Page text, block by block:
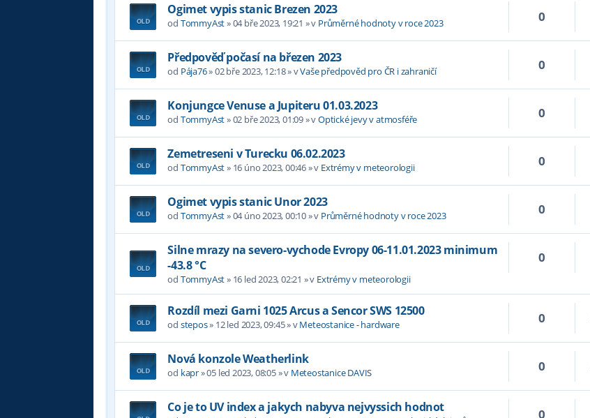
Ogimet vypis stanic Brezen 2023
od TommyAst»04 bře 2023, 19:21 » v Průměrné hodnoty v roce 2023 0
Předpověď počasí na březen 2023
od Pája76»02 bře 2023, 12:18» vVaše předpověd pro ČR i zahraničí 0
Konjungce Venuse a Jupiteru 01.03.2023
od TommyAst»02 bře 2023, 01:09» vOptické jevy v atmosféře 0
Zemetreseni v Turecku 06.02.2023
od TommyAst» 16 úno 2023, 00:46» v Extrémy v meteorologii 0
Ogimet vypis stanic Unor 2023
od TommyAst»04 úno 2023, 00:10» v Průměrné hodnoty v roce 2023 0
Silne mrazy na severo-vychode Evropy 06-11.01.2023 minimum
-43.8 °C
od TommyAst» 16 led 2023, 02:21 » v Extrémy v meteorologii
0
Rozdíl mezi Garni 1025 Arcus a Sencor SWS 12500
od stepos» 12 led 2023, 09:45» vMeteostanice - hardware 0
Nová konzole Weatherlink
od kapr»05 led 2023, 08:05» v Meteostanice DAVIS 0
Co je to UV index a jakych nabyva nejvyssich hodnot 0